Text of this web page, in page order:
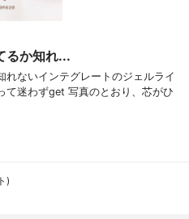
るか知れ...
れないインテグレートのジェルライ
て迷わずget 写真のとおり、芯がひ
)